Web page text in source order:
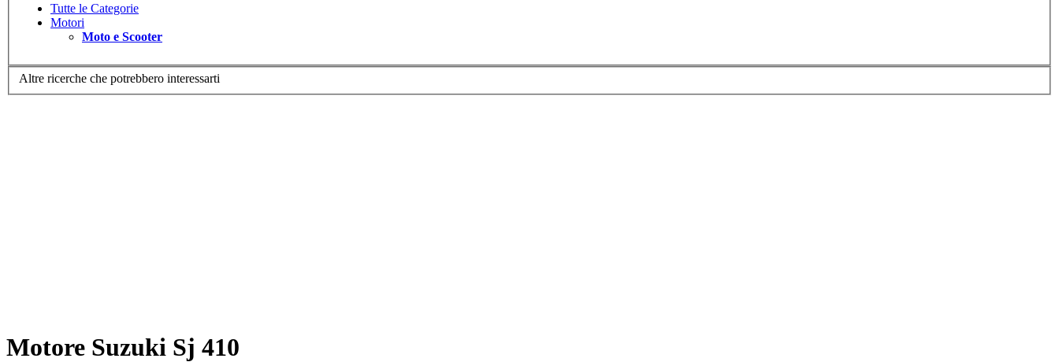
Tutte le Categorie
Motori
Moto e Scooter
Altre ricerche che potrebbero interessarti
Motore Suzuki Sj 410